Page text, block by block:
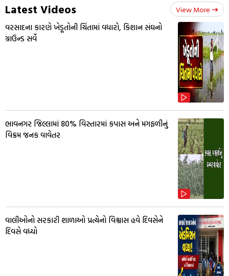
Latest Videos View More
વરસાદના કારણે ખેડૂતોની ચિંતામાં વધારો, કિશાન સંઘનો
ગ્રાઉન્ડ સર્વે
ભાવનગર જિલ્લામાં 80% વિસ્તારમાં કપાસ અને મગફળીનું
વિક્રમ જનક વાવેતર
વાલીઓનો સરકારી શાળાઓ પ્રત્યેનો વિશ્વાસ હવે દિવસેને
દિવસે વધ્યો